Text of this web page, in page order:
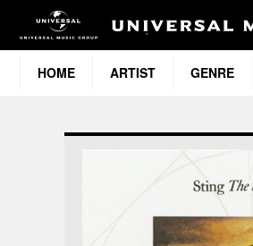
HOME ARTIST GENRE